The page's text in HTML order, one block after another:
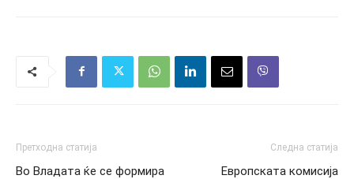
Претходна статија
Во Владата ќе се формира
Следна статија
Европската комисија